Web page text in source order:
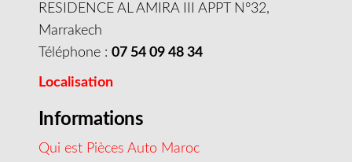
RESIDENCE AL AMIRA III APPT N°32,
Marrakech
Téléphone : 07 54 09 48 34
Localisation
Informations
Qui est Pièces Auto Maroc